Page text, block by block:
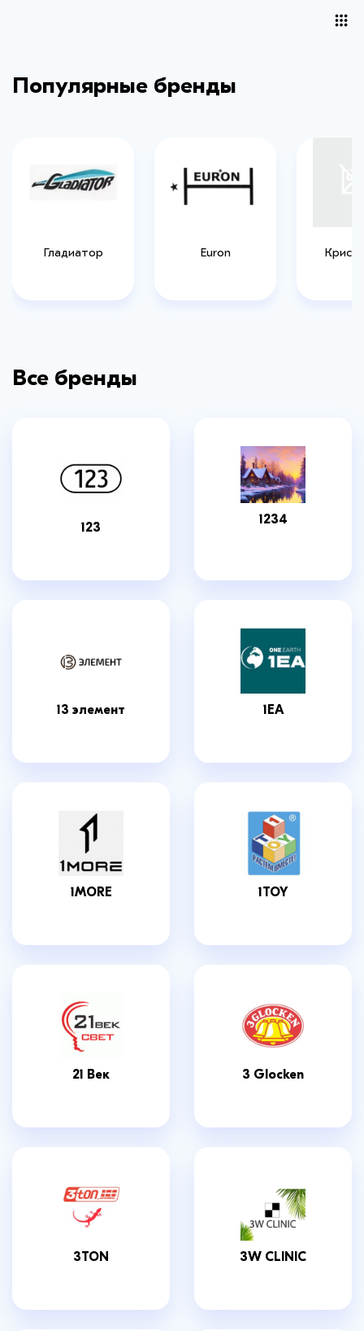
Популярные бренды
Гладиатор Euron
Все бренды
123
1234
13 элемент 1EA
1MORE 1TOY
21 Век 3 Glocken
3TON 3W CLINIC